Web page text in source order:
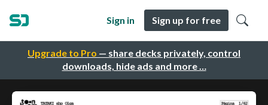
Upgrade to Pro — share decks privately, control
downloads, hide ads and more …
Sign in Sign up for free